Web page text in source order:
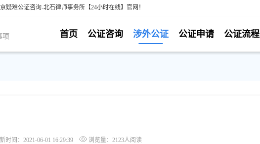
难公证咨询-北石律师事务所【24小时在线】官网！
项
公证流程
公证申请
涉外公证
公证咨询
首页
时间：2021-06-01 16:29:39 浏览量：2123人阅读